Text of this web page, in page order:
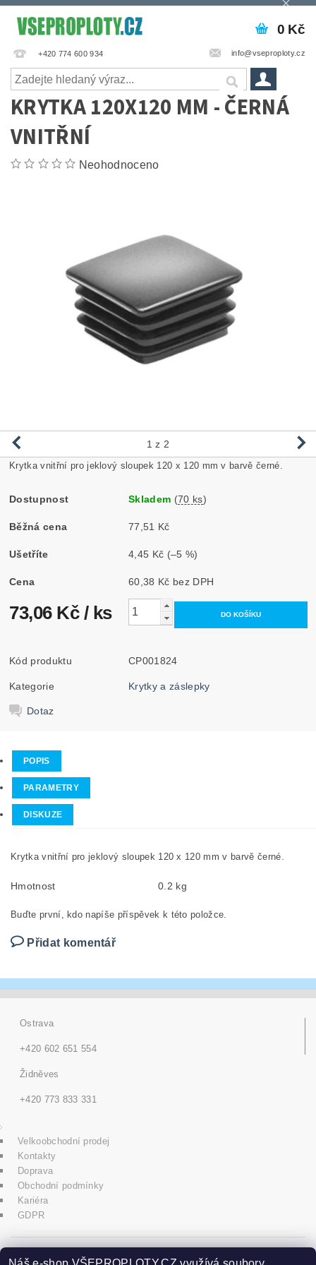
+420 774 600 934 info@vseproploty.cz
0 Kč
KRYTKA 120X120 MM - ČERNÁ
VNITŘNÍ
Neohodnoceno
1 z 2
Krytka vnitřní pro jeklový sloupek 120 x 120 mm v barvě černé.
Dostupnost Skladem (70 ks)
Běžná cena 77,51 Kč
Ušetříte 4,45 Kč (–5 %)
Cena 60,38 Kč bez DPH
73,06 Kč / ks
Kód produktu CP001824
Kategorie Krytky a záslepky
Dotaz
POPIS
PARAMETRY
DISKUZE
Krytka vnitřní pro jeklový sloupek 120 x 120 mm v barvě černé.
Hmotnost 0.2 kg
Buďte první, kdo napíše příspěvek k této položce.
Přidat komentář
Ostrava
+420 602 651 554
Židněves
+420 773 833 331
Velkoobchodní prodej
Kontakty
Doprava
Obchodní podmínky
Kariéra
GDPR
icons8.com